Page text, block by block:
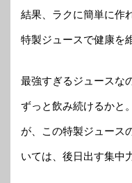
結果、ラクに簡単に作
特製ジュースで健康を
最強すぎるジュースな
ずっと飲み続けるかと
が、この特製ジュース
いては、後日出す集中